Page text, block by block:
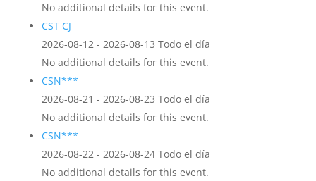
No additional details for this event.
CST CJ
2026-08-12 - 2026-08-13 Todo el día
No additional details for this event.
CSN***
2026-08-21 - 2026-08-23 Todo el día
No additional details for this event.
CSN***
2026-08-22 - 2026-08-24 Todo el día
No additional details for this event.